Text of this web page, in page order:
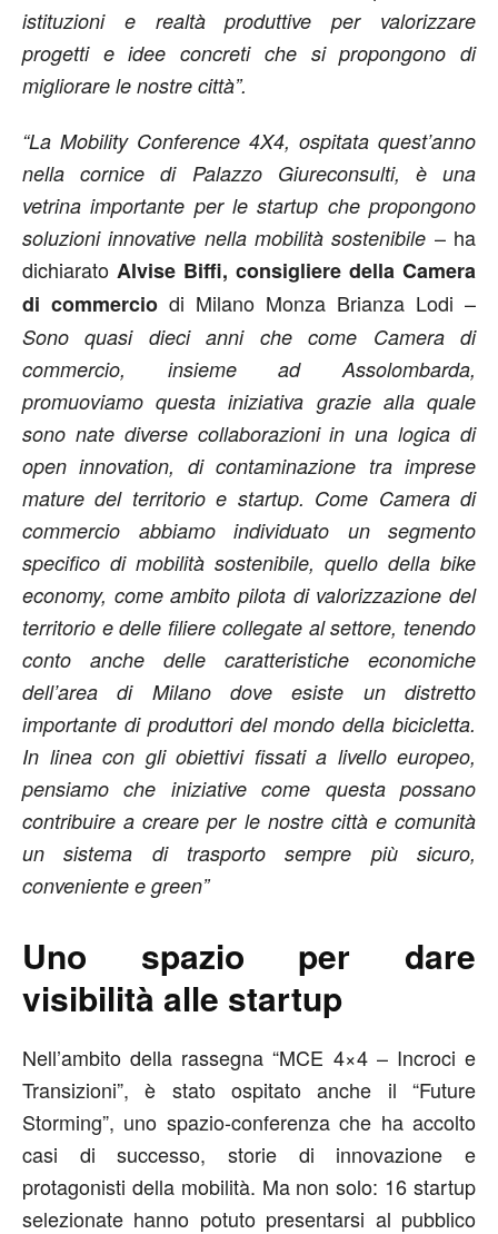
istituzioni e realtà produttive per valorizzare
progetti e idee concreti che si propongono di
migliorare le nostre città”.
“La Mobility Conference 4X4, ospitata quest’anno
nella cornice di Palazzo Giureconsulti, è una
vetrina importante per le startup che propongono
soluzioni innovative nella mobilità sostenibile – ha
dichiarato Alvise Biffi, consigliere della Camera
di commercio di Milano Monza Brianza Lodi –
Sono quasi dieci anni che come Camera di
commercio, insieme ad Assolombarda,
promuoviamo questa iniziativa grazie alla quale
sono nate diverse collaborazioni in una logica di
open innovation, di contaminazione tra imprese
mature del territorio e startup. Come Camera di
commercio abbiamo individuato un segmento
specifico di mobilità sostenibile, quello della bike
economy, come ambito pilota di valorizzazione del
territorio e delle filiere collegate al settore, tenendo
conto anche delle caratteristiche economiche
dell’area di Milano dove esiste un distretto
importante di produttori del mondo della bicicletta.
In linea con gli obiettivi fissati a livello europeo,
pensiamo che iniziative come questa possano
contribuire a creare per le nostre città e comunità
un sistema di trasporto sempre più sicuro,
conveniente e green”
Uno spazio per dare
visibilità alle startup
Nell’ambito della rassegna “MCE 4×4 – Incroci e
Transizioni”, è stato ospitato anche il “Future
Storming”, uno spazio-conferenza che ha accolto
casi di successo, storie di innovazione e
protagonisti della mobilità. Ma non solo: 16 startup
selezionate hanno potuto presentarsi al pubblico